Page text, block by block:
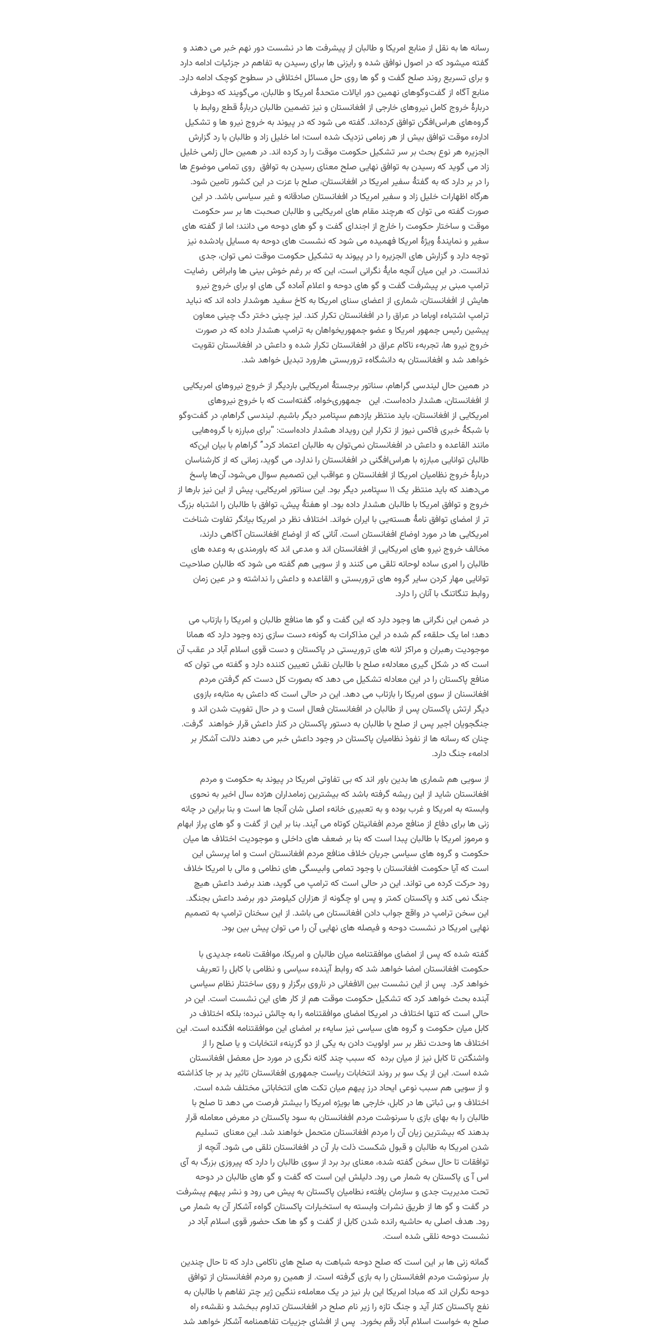
رسانه ها به نقل از منابع امریکا و طالبان از پیشرفت ها در نشست دور نهم خبر می دهند و
گفته میشود که در اصول نوافق شده و رایزنی ها برای رسیدن به تفاهم در جزئیات ادامه دارد
و برای تسریع روند صلح گفت و گو ها روی حل مسائل اختلافی در سطوح کوچک ادامه دارد.
منابع آگاه از گفت‌وگوهای نهمین دور ایالات متحدۀ امریکا و طالبان، می‌گویند که دوطرف
دربارۀ خروج کامل نیروهای خارجی از افغانستان و نیز تضمین طالبان دربارۀ قطع روابط با
گروه‌های هراس‌افگن توافق کرده‌اند. گفته می شود که در پیوند به خروج نیرو ها و تشکیل
ادارهء موقت توافق بیش از هر زمامی نزدیک شده است؛ اما خلیل زاد و طالبان با رد گزارش
الجزیره هر نوع بحث بر سر تشکیل حکومت موقت را رد کرده اند. در همین حال زلمی خلیل
زاد می گوید که رسیدن به توافق نهایی صلح معنای رسیدن به توافق روی تمامی موضوع ها
را در بر دارد که به گفتۀ سفیر امریکا در افغانستان، صلح با عزت در این کشور تامین شود.
هرگاه اظهارات خلیل زاد و سفیر امریکا در افغانستان صادقانه و غیر سیاسی باشد. در این
صورت گفته می توان که هرچند مقام های امریکایی و طالبان صحبت ها بر سر حکومت
موقت و ساختار حکومت را خارج از اجندای گفت و گو های دوحه می دانند؛ اما از گفته های
سفیر و نمایندۀ ویژۀ امریکا فهمیده می شود که نشست های دوحه به مسایل یادشده نیز
توجه دارد و گزارش های الجزیره را در پیوند به تشکیل حکومت موقت نمی توان، جدی
ندانست. در این میان آنچه مایۀ نگرانی است، این که بر رغم خوش بینی ها وابراض رضایت
ترامپ مبنی بر پیشرفت گفت و گو های دوحه و اعلام آماده گی های او برای خروج نیرو
هایش از افغانستان، شماری از اعضای سنای امریکا به کاخ سفید هوشدار داده اند که نباید
ترامپ اشتباهء اوباما در عراق را در افغانستان تکرار کند. لیز چینی دختر دگ چینی معاون
پیشین رئيس جمهور امریکا و عضو جمهوریخواهان به ترامپ هشدار داده که در صورت
خروج نیرو ها، تجربهء ناکام عراق در افغانستان تکرار شده و داعش در افغانستان تقویت
خواهد شد و افغانستان به دانشگاهء تروربستی هارورد تبدیل خواهد شد.
در همین حال لیندسی گراهام، سناتور برجستۀ امریکایی باردیگر از خروج نیروهای امریکایی
از افغانستان، هشدار داده‌است. این جمهوری‌خواه، گفته‌است که با خروج نیروهای
امریکایی از افغانستان، باید منتظر یازدهم سپتامبر دیگر باشیم. لیندسی گراهام، در گفت‌وگو
با شبکۀ خبری فاکس نیوز از تکرار این رویداد هشدار داده‌است: “برای مبارزه با گروه‌هایی
مانند القاعده و داعش در افغانستان نمی‌توان به طالبان اعتماد کرد.” گراهام با بیان این‌که
طالبان توانایی مبارزه با هراس‌افگنی در افغانستان را ندارد، می گوید، زمانی که از کارشناسان
دربارۀ خروج نظامیان امریکا از افغانستان و عواقب این تصمیم سوال می‌شود،‌ آن‌ها پاسخ
می‌دهند که باید منتظر یک ۱۱ سپتامبر دیگر بود. این سناتور امریکایی، پیش از این نیز بارها از
خروج و توافق امریکا با طالبان هشدار داده بود. او هفتۀ پیش، توافق با طالبان را اشتباه بزرگ
تر از امضای توافق نامۀ هسته‌یی با ایران خواند. اختلاف نظر در امریکا بیانگر تفاوت شناخت
امریکایی ها در مورد اوضاع افغانستان است. آنانی که از اوضاع افغانستان آگاهی دارند،
مخالف خروج نیرو های امریکایی از افغانستان اند و مدعی اند که باورمندی به وعده های
طالبان را امری ساده لوحانه تلقی می کنند و از سویی هم گفته می شود که طالبان صلاحیت
توانایی مهار کردن سایر گروه های تروربستی و القاعده و داعش را نداشته و در عین زمان
روابط تنگاتنگ با آنان را دارد.
در ضمن این نگرانی ها وجود دارد که این گفت و گو ها منافع طالبان و امریکا را بازتاب می
دهد؛ اما یک حلقهء گم شده در این مذاکرات به گونهء دست سازی زده وجود دارد که همانا
موجودیت رهبران و مراکز لانه های تروریستی در پاکستان و دست قوی اسلام آباد در عقب آن
است که در شکل گیری معادلهء صلح با طالبان نقش تعیین کننده دارد و گفته می توان که
منافع پاکستان را در این معادله تشکیل می دهد که بصورت کل دست کم گرفتن مردم
افغانسنان از سوی امریکا را بازتاب می دهد. این در حالی است که داعش به مثابهء بازوی
دیگر ارتش پاکستان پس از طالبان در افغانستان فعال است و در حال تفویت شدن اند و
جنگجویان اجیر پس از صلح با طالبان به دستور پاکستان در کنار داعش قرار خواهند گرفت.
چنان که رسانه ها از نفوذ نظامیان پاکستان در وجود داعش خبر می دهند دلالت آشکار بر
ادامهء جنگ دارد.
از سویی هم شماری ها بدین باور اند که بی تفاوتی امریکا در پیوند به حکومت و مردم
افغانستان شاید از این ریشه گرفته باشد که بیشترین زمامداران هژده سال اخیر به نحوی
وابسته به امریکا و غرب بوده و به تعبیری خانهء اصلی شان آنجا ها است و بنا براین در چانه
زنی ها برای دفاع از منافع مردم افغانیتان کوتاه می آیند. بنا بر این از گفت و گو های پراز ابهام
و مرموز امریکا با طالبان پبدا است که بنا بر ضعف های داخلی و موجودیت اختلاف ها میان
حکومت و گروه های سیاسی جریان خلاف منافع مردم افغانستان است و اما پرسش این
است که آیا حکومت افغانستان با وجود تمامی وابیسگی های نطامی و مالی با امریکا خلاف
رود حرکت کرده می تواند. این در حالی است که ترامپ می گوید، هند برضد داعش هیچ
جنگ نمی کند و پاکستان کمتر و پس او چگونه از هزاران کیلومتر دور برضد داعش بجنگد.
این سخن ترامپ در واقع جواب دادن افغانستان می باشد. از این سخنان ترامپ به تصمیم
نهایی امریکا در نشست دوحه و فیصله های نهایی آن را می توان پیش بین بود.
گفته شده که پس از امضای موافقتنامه میان طالبان و امریکا، موافقت نامهء جدیدی با
حکومت افغانستان امضا خواهد شد که روابط آیندهء سیاسی و نظامی با کابل را تعریف
خواهد کرد. پس از این نشست بین الافغانی در ناروی برگزار و روی ساختتار نظام سیاسی
آبنده بحث خواهد کرد که تشکیل حکومت موقت هم از کار های این نشست است. این در
حالی است که تنها اختلاف در امریکا امضای موافقتنامه را به چالش نبرده؛ بلکه اختلاف در
کابل میان حکومت و گروه های سیاسی نیز سایهء بر امضای این موافقتنامه افگنده است. این
اختلاف ها وحدت نظر بر سر اولویت دادن به یکی از دو گزینهء انتخابات و یا صلح را از
واشنگتن تا کابل نیز از میان برده که سبب چند گانه نگری در مورد حل معضل افغانستان
شده است. این از یک سو بر روند انتخابات ریاست جمهوری افغانستان تاثیر بد بر جا کذاشته
و از سویی هم سبب نوعی ایحاد درز پیهم میان تکت های انتخاباتی مختلف شده است.
اختلاف و بی ثباتی ها در کابل، خارجی ها بویژه امریکا را بیشتر فرصت می دهد تا صلح با
طالبان را به بهای بازی با سرنوشت مردم افغانستان به سود پاکستان در معرض معامله قرار
بدهند که بیشترین زیان آن را مردم افغانستان متحمل خواهند شد. این معنای تسلیم
شدن امریکا به طالبان و قبول شکست ذلت بار آن در افغانستان نلقی می شود. آنچه از
توافقات تا حال سخن گفته شده، معنای برد برد از سوی طالبان را دارد که پیروزی بزرگ به آی
اس آ ی پاکستان به شمار می رود. دلیلش این است که گفت و گو های طالبان در دوحه
تحت مدیریت جدی و سازمان یافتهء نطامیان پاکستان به پیش می رود و نشر پیهم پبشرفت
در گفت و گو ها از طریق نشرات وابسته به استخبارات پاکستان گواهء آشکار آن به شمار می
رود. هدف اصلی به حاشیه رانده شدن کابل از گفت و گو ها هک حضور قوی اسلام آباد در
نشست دوحه نلقی شده است.
گمانه زنی ها بر این است که صلح دوحه شباهت به صلح های ناکامی دارد که تا حال چندین
بار سرنوشت مردم افغانستان را به بازی گرفته است. از همین رو مردم افغانستان از توافق
دوحه نگران اند که مبادا امریکا این بار نیز در یک معاملهء ننگین ژیر چتر تفاهم با طالبان به
نفع پاکستان کنار آید و جنگ تازه را زیر نام صلح در افغانستان تداوم ببخشد و نقشهء راه
صلح به خواست اسلام آباد رقم بخورد. پس از افشای جزییات تفاهمنامه آشکار خواهد شد